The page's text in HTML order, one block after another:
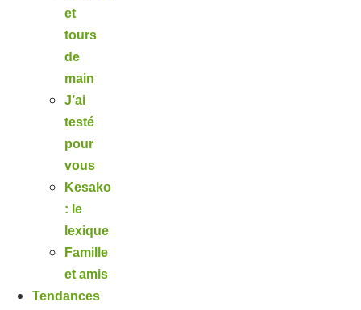
et
tours
de
main
J’ai
testé
pour
vous
Kesako
: le
lexique
Famille
et amis
Tendances